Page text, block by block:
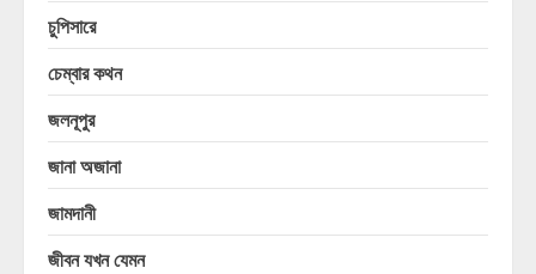
চুপিসারে
চেম্বার কথন
জলনূপুর
জানা অজানা
জামদানী
জীবন যখন যেমন